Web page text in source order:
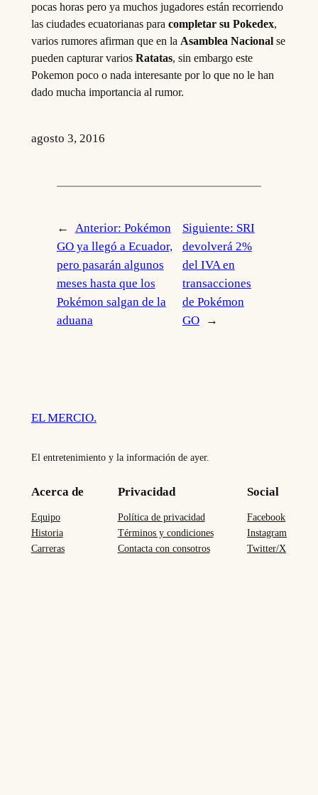
pocas horas pero ya muchos jugadores están recorriendo
las ciudades ecuatorianas para completar su Pokedex,
varios rumores afirman que en la Asamblea Nacionalse
pueden capturar varios Ratatas, sin embargo este
Pokemon poco o nada interesante por lo que no le han
dado mucha importancia al rumor.
agosto 3, 2016
← Anterior: Pokémon
GO ya llegó a Ecuador,
pero pasarán algunos
meses hasta que los
Pokémon salgan de la
aduana
Siguiente: SRI
devolverá 2%
del IVA en
transacciones
de Pokémon
GO
→
EL MERCIO.
El entretenimiento y la información de ayer.
Acerca de
Equipo
Historia
Carreras
Privacidad
Política de privacidad
Términos y condiciones
Contacta con consotros
Social
Facebook
Instagram
Twitter/X